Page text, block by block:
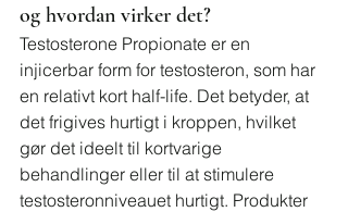
og hvordan virker det?
Testosterone Propionate er en
injicerbar form for testosteron, som har
en relativt kort half-life. Det betyder, at
det frigives hurtigt i kroppen, hvilket
gør det ideelt til kortvarige
behandlinger eller til at stimulere
testosteronniveauet hurtigt. Produkter